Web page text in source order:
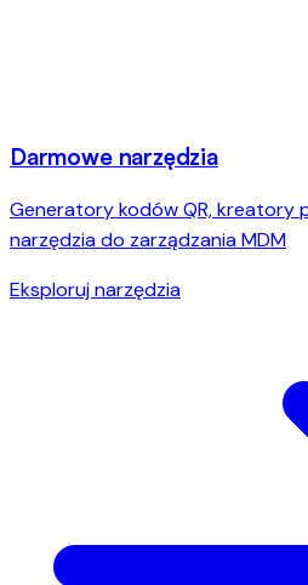
Darmowe narzędzia
Generatory kodów QR, kreatory
narzędzia do zarządzania MDM
Eksploruj narzędzia